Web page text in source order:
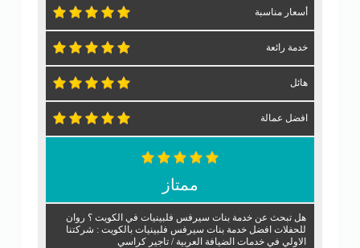
أسعار مناسبة
خدمة رائعة
هائل
افضل عمالة
ممتاز
هل تبحث عن خدمة بنات سيرفس فلبينيات في الكويت ؟ روان
للحفلات افضل خدمة بنات سيرفس فلبينيات بالكويت : شركتنا
الاولي في خدمات الضيافة العربية / تاجير كراسي